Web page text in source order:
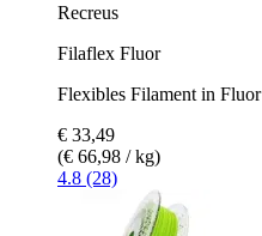
Recreus
Filaflex Fluor
Flexibles Filament in Fluor
€ 33,49
(€ 66,98 / kg)
4.8 (28)